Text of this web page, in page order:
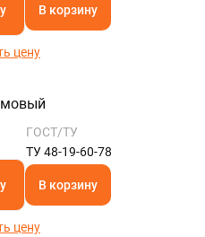
В корзину
цену
ГОСТ/ТУ
ТУ 48-19-60-78
В корзину
цену